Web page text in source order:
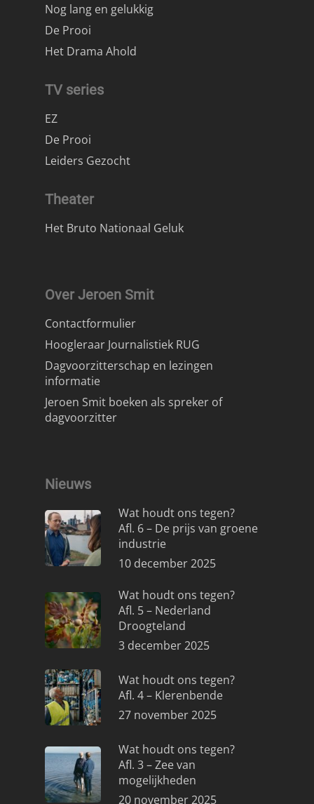
Nog lang en gelukkig
De Prooi
Het Drama Ahold
TV series
EZ
De Prooi
Leiders Gezocht
Theater
Het Bruto Nationaal Geluk
Over Jeroen Smit
Contactformulier
Hoogleraar Journalistiek RUG
Dagvoorzitterschap en lezingen
informatie
Jeroen Smit boeken als spreker of
dagvoorzitter
Nieuws
Wat houdt ons tegen?
Afl. 6 – De prijs van groene
industrie
10 december 2025
Wat houdt ons tegen?
Afl. 5 – Nederland
Droogteland
3 december 2025
Wat houdt ons tegen?
Afl. 4 – Klerenbende
27 november 2025
Wat houdt ons tegen?
Afl. 3 – Zee van
mogelijkheden
20 november 2025